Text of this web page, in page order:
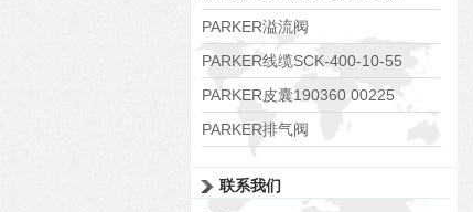
608074
PARKER溢流阀
RE06M35W2N1KWXG087
PARKER线缆SCK-400-10-55
PARKER皮囊190360 00225
PARKER排气阀
联系我们